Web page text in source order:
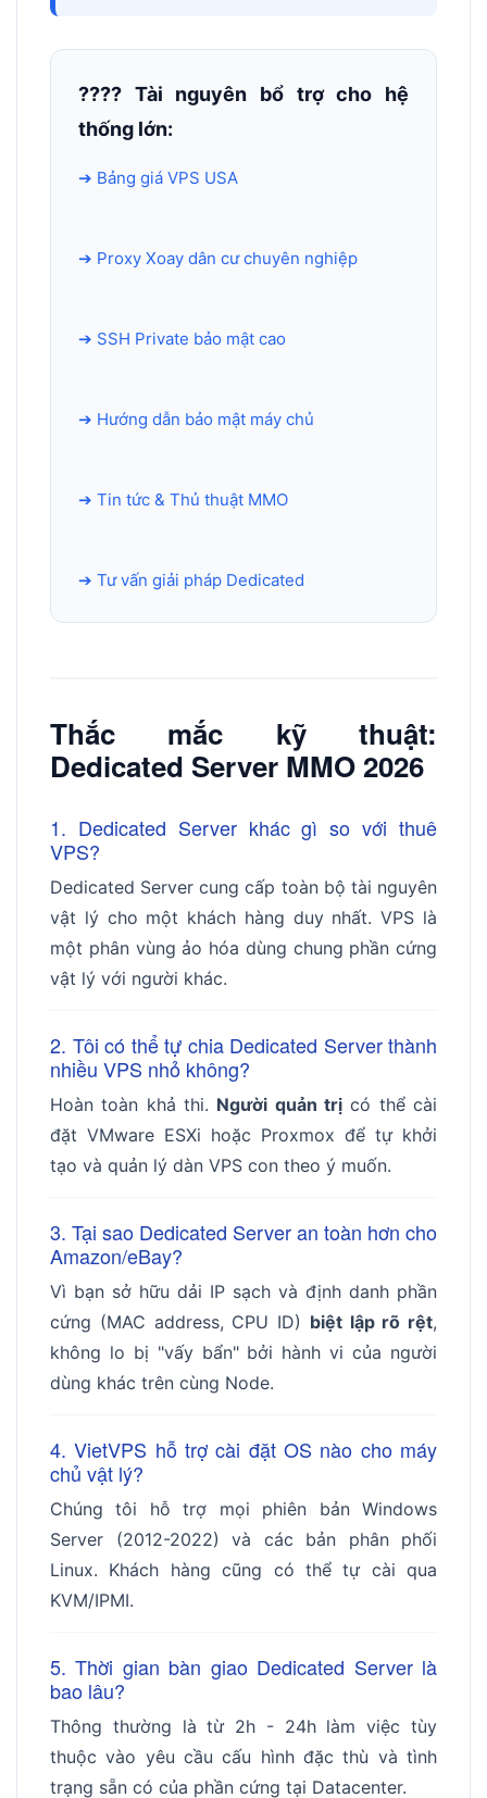
???? Tài nguyên bổ trợ cho hệ
thống lớn:
➔ Bảng giá VPS USA
➔ Proxy Xoay dân cư chuyên nghiệp
➔ SSH Private bảo mật cao
➔ Hướng dẫn bảo mật máy chủ
➔ Tin tức & Thủ thuật MMO
➔ Tư vấn giải pháp Dedicated
Thắc mắc kỹ thuật:
Dedicated Server MMO 2026
1. Dedicated Server khác gì so với thuê
VPS?
Dedicated Server cung cấp toàn bộ tài nguyên
vật lý cho một khách hàng duy nhất. VPS là
một phân vùng ảo hóa dùng chung phần cứng
vật lý với người khác.
2. Tôi có thể tự chia Dedicated Server thành
nhiều VPS nhỏ không?
Hoàn toàn khả thi. Người quản trị có thể cài
đặt VMware ESXi hoặc Proxmox để tự khởi
tạo và quản lý dàn VPS con theo ý muốn.
3. Tại sao Dedicated Server an toàn hơn cho
Amazon/eBay?
Vì bạn sở hữu dải IP sạch và định danh phần
cứng (MAC address, CPU ID) biệt lập rõ rệt,
không lo bị "vấy bẩn" bởi hành vi của người
dùng khác trên cùng Node.
4. VietVPS hỗ trợ cài đặt OS nào cho máy
chủ vật lý?
Chúng tôi hỗ trợ mọi phiên bản Windows
Server (2012-2022) và các bản phân phối
Linux. Khách hàng cũng có thể tự cài qua
KVM/IPMI.
5. Thời gian bàn giao Dedicated Server là
bao lâu?
Thông thường là từ 2h - 24h làm việc tùy
thuộc vào yêu cầu cấu hình đặc thù và tình
trạng sẵn có của phần cứng tại Datacenter.